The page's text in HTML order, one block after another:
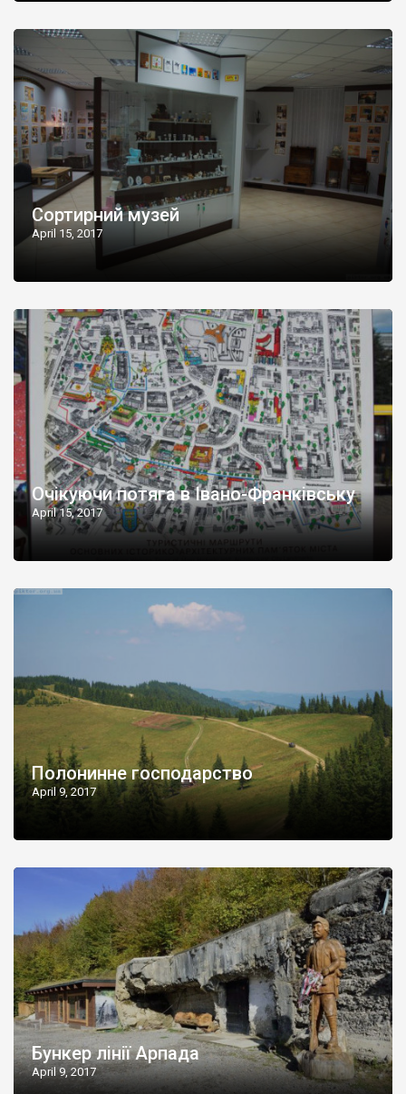
Сортирний музей
April 15, 2017
Очікуючи потяга в Івано-Франківську
April 15, 2017
Полонинне господарство
April 9, 2017
Бункер лінії Арпада
April 9, 2017